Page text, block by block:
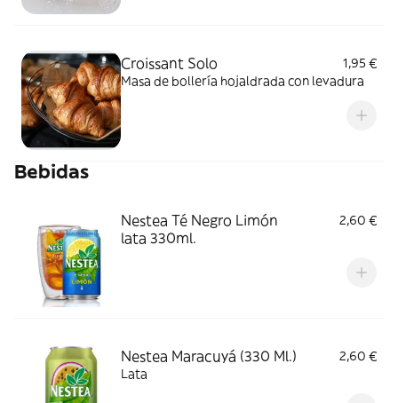
Croissant Solo
1,95 €
Masa de bollería hojaldrada con levadura
Bebidas
Nestea Té Negro Limón
lata 330ml.
2,60 €
Nestea Maracuyá (330 Ml.)
2,60 €
Lata